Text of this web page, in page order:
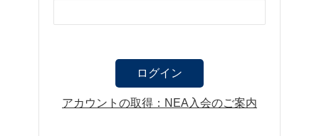
アカウントの取得：NEA入会のご案内